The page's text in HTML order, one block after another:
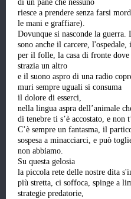
di un pane che nessuno
riesce a prendere senza farsi
le mani e graffiare).
Dovunque si nasconde la guerra.
sono anche il carcere,
per il folle, la casa di fronte dove
strazia un altro
e il suono aspro di una radio
muri sempre uguali si consuma
il dolore di esserci,
nella lingua aspra dell’animale
di tenebre ti s’è accostato, e non
C’è sempre un fantasma, il
sospesa a minacciarci, e può
non abbiamo.
Su questa gelosia
la piccola rete delle nostre dita
più stretta, ci soffoca, spinge a
strategie predatorie,